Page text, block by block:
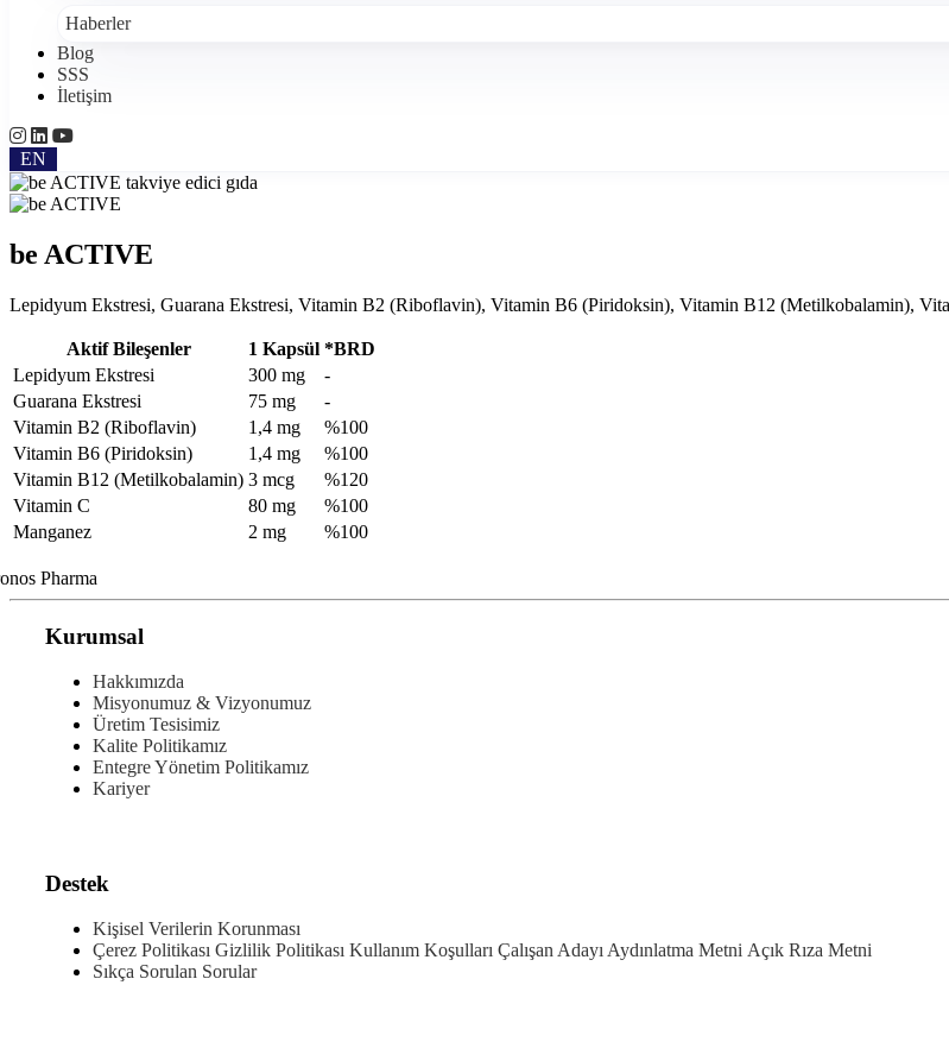
Haberler
Blog
SSS
İletişim
EN
be ACTIVE
Lepidyum Ekstresi, Guarana Ekstresi, Vitamin B2 (Riboflavin), Vitamin B6 (Piridoksin), Vitamin B12 (Metilkobalamin),
Aktif Bileşenler 1 Kapsül *BRD
Lepidyum Ekstresi
300 mg
-
Guarana Ekstresi
75 mg
-
Vitamin B2 (Riboflavin)
1,4 mg
%100
Vitamin B6 (Piridoksin)
1,4 mg
%100
Vitamin B12 (Metilkobalamin) 3 mcg
%120
Vitamin C
80 mg
%100
Manganez
2 mg %100
Kurumsal
Hakkımızda
Misyonumuz & Vizyonumuz
Üretim Tesisimiz
Kalite Politikamız
Entegre Yönetim Politikamız
Kariyer
Destek
Kişisel Verilerin Korunması
Çerez Politikası Gizlilik Politikası Kullanım Koşulları Çalışan Adayı Aydınlatma Metni Açık Rıza Metni
Sıkça Sorulan Sorular